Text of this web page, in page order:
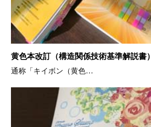
黄色本改訂（構造関係技術基準解説書）
通称「キイボン（黄色…